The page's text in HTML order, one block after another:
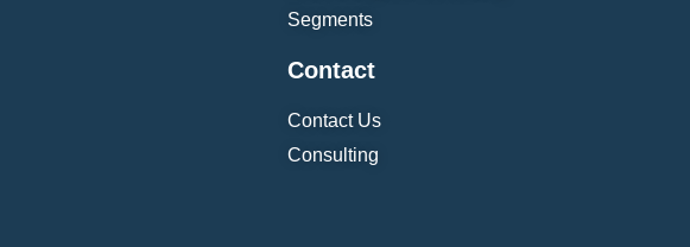
Segments
Contact
Contact Us
Consulting